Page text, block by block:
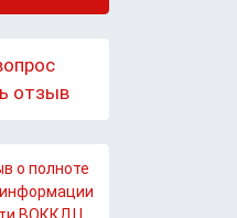
отзыв
о полноте